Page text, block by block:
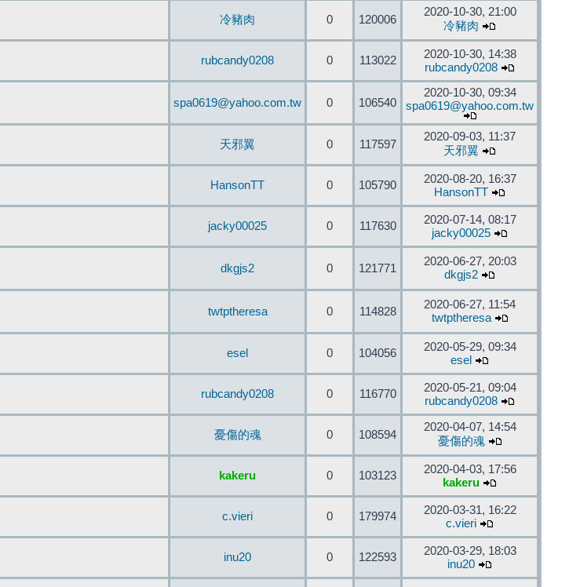
冷豬肉 0 120006
2020-10-30, 21:00
冷豬肉
rubcandy0208 0 113022
2020-10-30, 14:38
rubcandy0208
spa0619@yahoo.com.tw 0 106540
2020-10-30, 09:34
spa0619@yahoo.com.tw
天邪翼 0 117597
2020-09-03, 11:37
天邪翼
HansonTT 0 105790
2020-08-20, 16:37
HansonTT
jacky00025 0 117630
2020-07-14, 08:17
jacky00025
dkgjs2 0 121771
2020-06-27, 20:03
dkgjs2
twtptheresa 0 114828
2020-06-27, 11:54
twtptheresa
esel 0 104056
2020-05-29, 09:34
esel
rubcandy0208 0 116770
2020-05-21, 09:04
rubcandy0208
憂傷的魂 0 108594
2020-04-07, 14:54
憂傷的魂
kakeru 0 103123
2020-04-03, 17:56
kakeru
c.vieri 0 179974
2020-03-31, 16:22
c.vieri
inu20 0 122593
2020-03-29, 18:03
inu20